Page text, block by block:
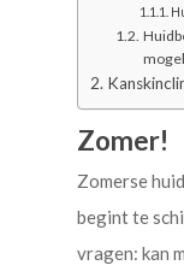
Zomer!
Zomerse
begint te
vragen: kan